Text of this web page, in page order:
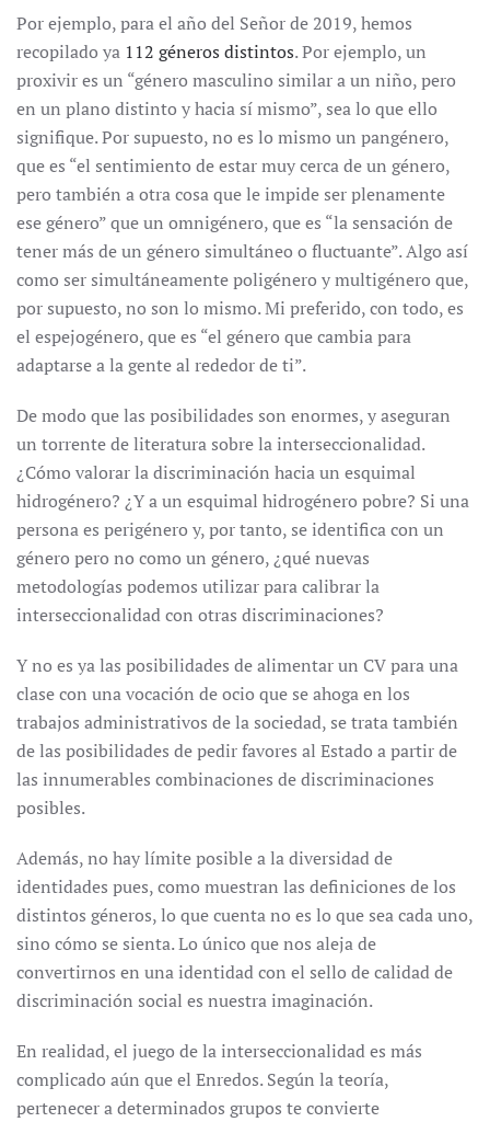
Por ejemplo, para el año del Señor de 2019, hemos
recopilado ya 112 géneros distintos. Por ejemplo, un
proxivir es un “género masculino similar a un niño, pero
en un plano distinto y hacia sí mismo”, sea lo que ello
signifique. Por supuesto, no es lo mismo un pangénero,
que es “el sentimiento de estar muy cerca de un género,
pero también a otra cosa que le impide ser plenamente
ese género” que un omnigénero, que es “la sensación de
tener más de un género simultáneo o fluctuante”. Algo así
como ser simultáneamente poligénero y multigénero que,
por supuesto, no son lo mismo. Mi preferido, con todo, es
el espejogénero, que es “el género que cambia para
adaptarse a la gente al rededor de ti”.
De modo que las posibilidades son enormes, y aseguran
un torrente de literatura sobre la interseccionalidad.
¿Cómo valorar la discriminación hacia un esquimal
hidrogénero? ¿Y a un esquimal hidrogénero pobre? Si una
persona es perigénero y, por tanto, se identifica con un
género pero no como un género, ¿qué nuevas
metodologías podemos utilizar para calibrar la
interseccionalidad con otras discriminaciones?
Y no es ya las posibilidades de alimentar un CV para una
clase con una vocación de ocio que se ahoga en los
trabajos administrativos de la sociedad, se trata también
de las posibilidades de pedir favores al Estado a partir de
las innumerables combinaciones de discriminaciones
posibles.
Además, no hay límite posible a la diversidad de
identidades pues, como muestran las definiciones de los
distintos géneros, lo que cuenta no es lo que sea cada uno,
sino cómo se sienta. Lo único que nos aleja de
convertirnos en una identidad con el sello de calidad de
discriminación social es nuestra imaginación.
En realidad, el juego de la interseccionalidad es más
complicado aún que el Enredos. Según la teoría,
pertenecer a determinados grupos te convierte